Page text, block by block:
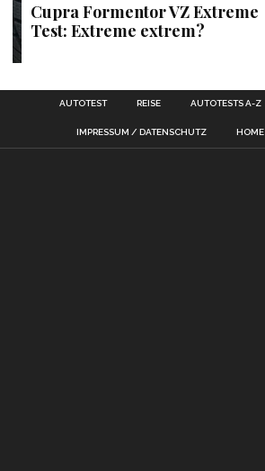
Cupra Formentor VZ Extreme
Test: Extreme extrem?
AUTOTEST REISE AUTOTESTS A-Z
IMPRESSUM / DATENSCHUTZ HOME